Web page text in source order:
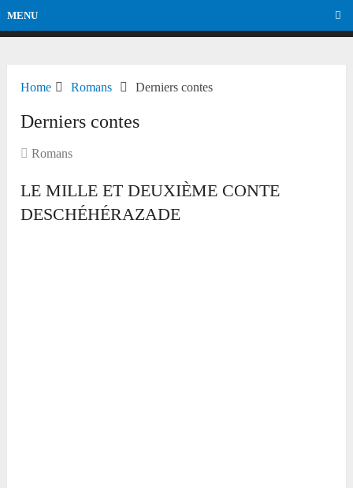
MENU
Home Romans Derniers contes
Derniers contes
Romans
LE MILLE ET DEUXIÈME CONTE
DESCHÉHÉRAZADE